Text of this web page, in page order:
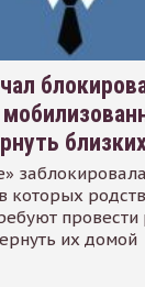
которых
провести
их домой